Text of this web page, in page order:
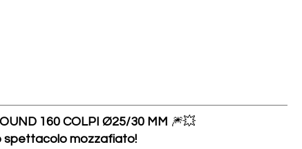
160 COLPI Ø25/30 MM 🎆💥
spettacolo mozzafiato!